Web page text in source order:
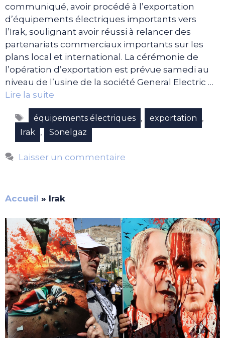
communiqué, avoir procédé à l’exportation
d’équipements électriques importants vers
l’Irak, soulignant avoir réussi à relancer des
partenariats commerciaux importants sur les
plans local et international. La cérémonie de
l’opération d’exportation est prévue samedi au
niveau de l’usine de la société General Electric …
Lire la suite
Étiquettes
équipements électriques , exportation ,
Irak , Sonelgaz
Laisser un commentaire
Accueil » Irak